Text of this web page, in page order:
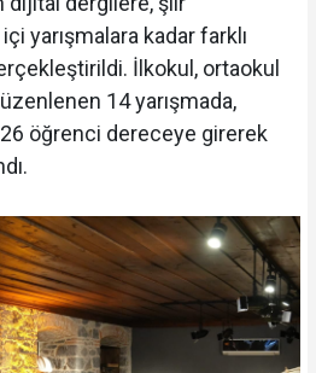
yarışmalara kadar farklı
İlkokul, ortaokul
14 yarışmada,
öğrenci dereceye girerek